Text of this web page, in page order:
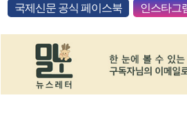
국제신문 공식 페이스북 인스타그